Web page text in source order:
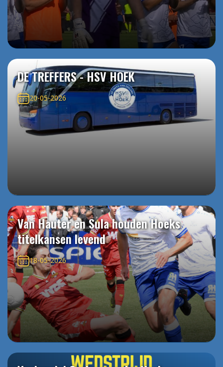
DE TREFFERS - HSV HOEK
20-05-2026
Van Hauter en Sula houden Hoeks
titelkansen levend
18-05-2026